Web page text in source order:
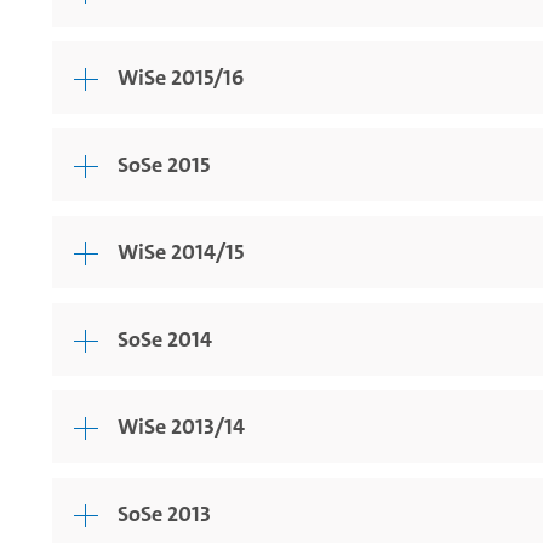
WiSe 2015/16
SoSe 2015
WiSe 2014/15
SoSe 2014
WiSe 2013/14
SoSe 2013